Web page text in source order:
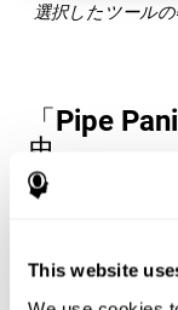
This website
選択したツール
「Pipe
史
「Pipe Panic」な
するますます複雑